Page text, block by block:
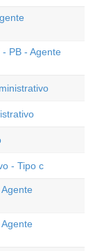
PB - Agente
- Tipo c